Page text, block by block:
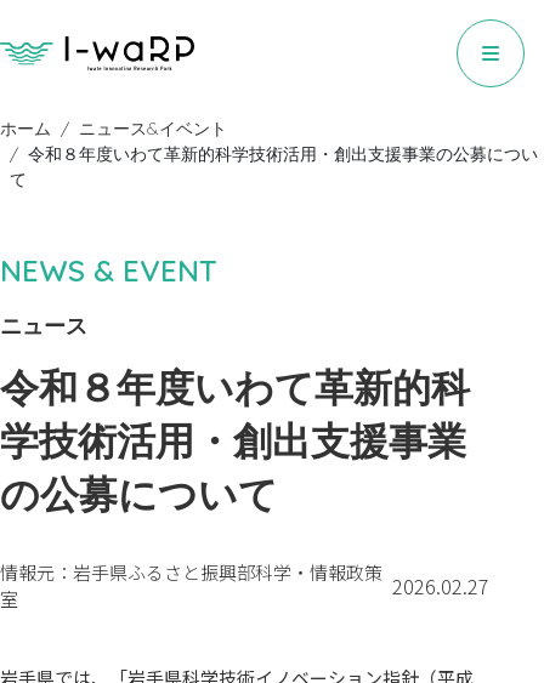
ホーム
ニュース&イベント
令和８年度いわて革新的科学技術活用・創出支援事業の公募につい
て
NEWS & EVENT
ニュース
令和８年度いわて革新的科
学技術活用・創出支援事業
の公募について
情報元：岩手県ふるさと振興部科学・情報政策
室
2026.02.27
岩手県では、「岩手県科学技術イノベーション指針（平成